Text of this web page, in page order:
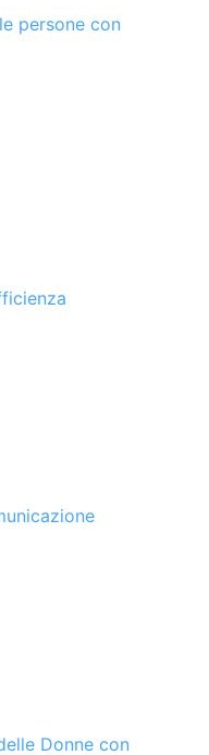
persone con
Donne con